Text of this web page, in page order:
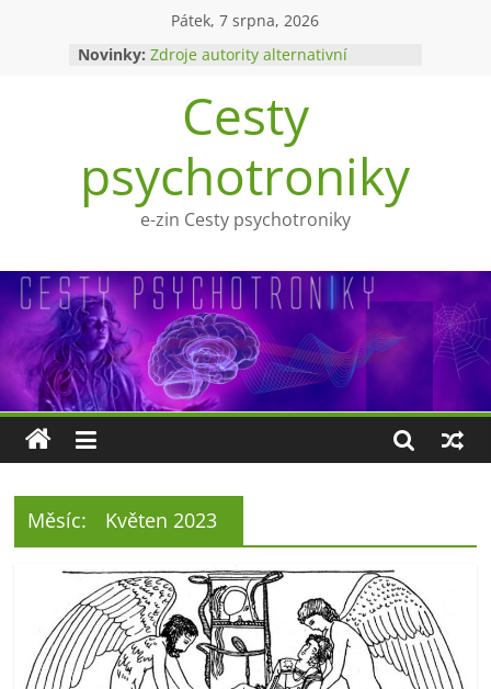
Pátek, 7 srpna, 2026
Novinky: Zdroje autority alternativní
Upíři a mytologie?
Ohnivý poltergeist
Tragédie Anny Göldi
Zlatý východ
Cesty
psychotroniky
e-zin Cesty psychotroniky
Měsíc: Květen 2023